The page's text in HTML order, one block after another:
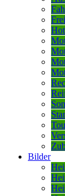
Bilder